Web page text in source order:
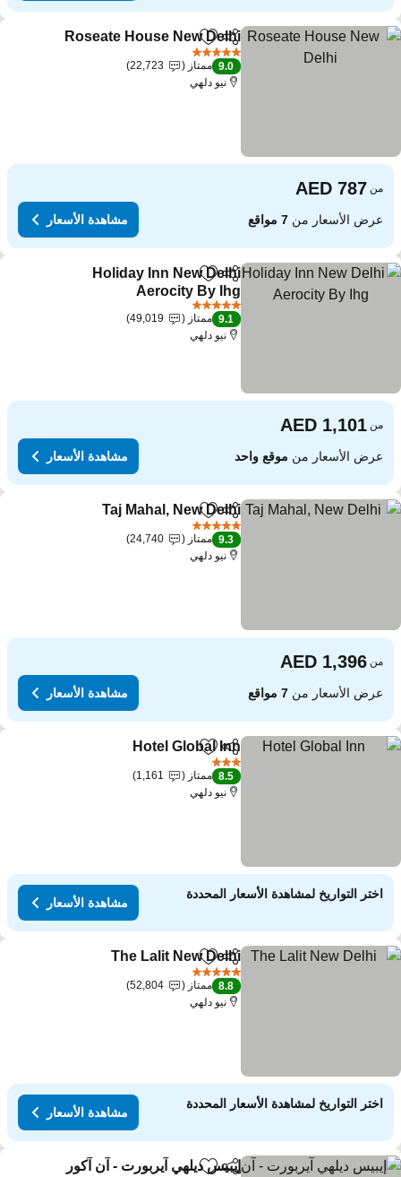
مشاركةAdd to favorites
Roseate House New Delhi
9.0 ممتاز
22,723
نيو دلهي
من
عرض الأسعار من7 مواقع مشاهدة الأسعار
مشاركةAdd to favorites
Holiday Inn New Delhi
Aerocity By Ihg
9.1 ممتاز
49,019
نيو دلهي
من
عرض الأسعار منموقع واحد مشاهدة الأسعار
مشاركةAdd to favorites
Taj Mahal, New Delhi
9.3 ممتاز
24,740
نيو دلهي
من
عرض الأسعار من7 مواقع مشاهدة الأسعار
مشاركةAdd to favorites
Hotel Global Inn
8.5 ممتاز
1,161
نيو دلهي
اختر التواريخ لمشاهدة الأسعار المحددة
مشاهدة الأسعار
مشاركةAdd to favorites
The Lalit New Delhi
8.8 ممتاز
52,804
نيو دلهي
اختر التواريخ لمشاهدة الأسعار المحددة
مشاهدة الأسعار
مشاركة
إيبيس ديلهي آيربورت - آن آكور